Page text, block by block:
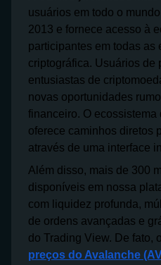
usuários em todo o
2013 e fornece acesso à
participantes em todas as
criptográfica. Usuários de
entusiastas de
novas oportunidades
financeiro. O
oferece caminhos diretos
através de uma interface
Além disso, mais de 300
disponíveis em nossa
com liquidez profunda,
de ordens avançadas e
do Trading View. De fato,
preços do Avalanche